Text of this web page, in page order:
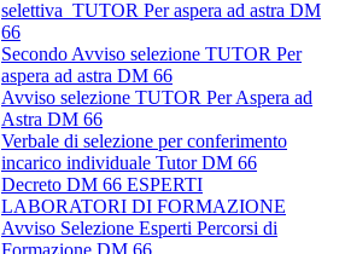
selettiva_TUTOR Per aspera ad astra DM
66
Secondo Avviso selezione TUTOR Per
aspera ad astra DM 66
Avviso selezione TUTOR Per Aspera ad
Astra DM 66
Verbale di selezione per conferimento
incarico individuale Tutor DM 66
Decreto DM 66 ESPERTI
LABORATORI DI FORMAZIONE
Avviso Selezione Esperti Percorsi di